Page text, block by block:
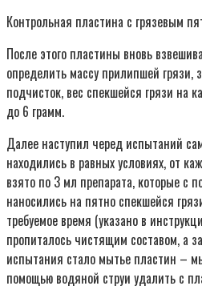
Контрольная пластина с грязевым
После этого пластины вновь
определить массу прилипшей грязи,
подчисток, вес спекшейся грязи на
до 6 грамм.
Далее наступил черед испытаний
находились в равных условиях, от
взято по 3 мл препарата, которые с
наносились на пятно спекшейся
требуемое время (указано в
пропиталось чистящим составом, а
испытания стало мытье пластин –
помощью водяной струи удалить с